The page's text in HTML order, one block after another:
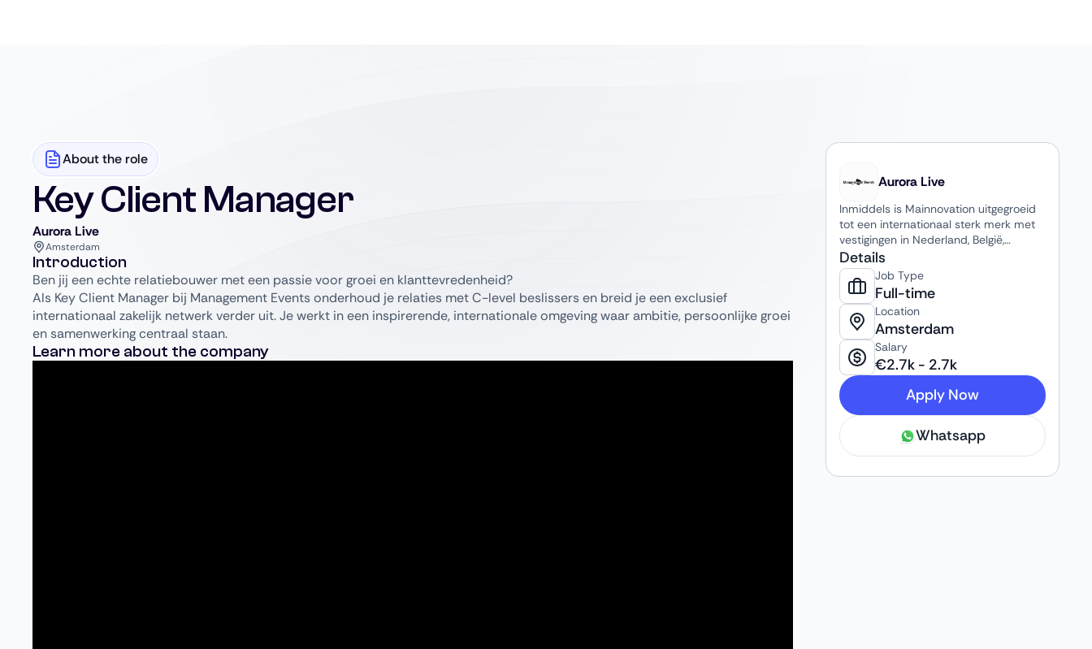
About the role
Key Client Manager
Aurora Live
Amsterdam
Introduction
Ben jij een echte relatiebouwer met een passie voor groei en klanttevredenheid?
Als Key Client Manager bij Management Events onderhoud je relaties met C-level beslissers en breid je een exclusief
internationaal zakelijk netwerk verder uit. Je werkt in een inspirerende, internationale omgeving waar ambitie, persoonlijke groei
en samenwerking centraal staan.
Learn more about the company
Aurora Live
Inmiddels is Mainnovation uitgegroeid
tot een internationaal sterk merk met
vestigingen in Nederland, België,
Frankrijk, het Verenigd Koninkrijk en de
VS. Een team van ruim 40
gepassioneerde professionals werkt er
samen vanuit diverse expertises:
consultancy, data & digitalisering,
training en implementatie.
Details
Job Type
Full-time
Location
Amsterdam
Salary
€2.7k - 2.7k
Apply Now
Whatsapp